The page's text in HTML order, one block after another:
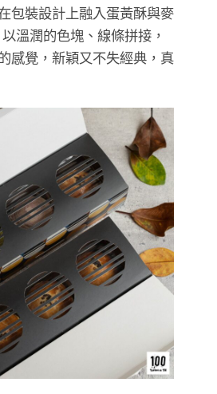
包裝設計上融入蛋黃酥與麥
溫潤的色塊、線條拼接，
感覺，新穎又不失經典，真